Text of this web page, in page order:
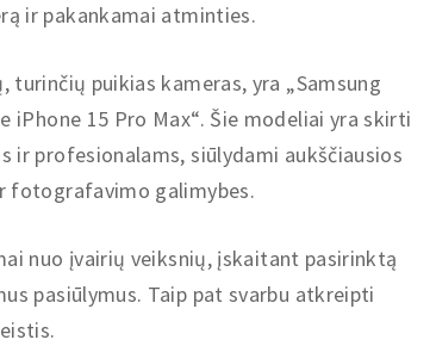
ir pakankamai atminties.
puikias kameras, yra „Samsung
iPhone 15 Pro Max“. Šie modeliai yra skirti
profesionalams, siūlydami aukščiausios
fotografavimo galimybes.
nuo įvairių veiksnių, įskaitant pasirinktą
pasiūlymus. Taip pat svarbu atkreipti